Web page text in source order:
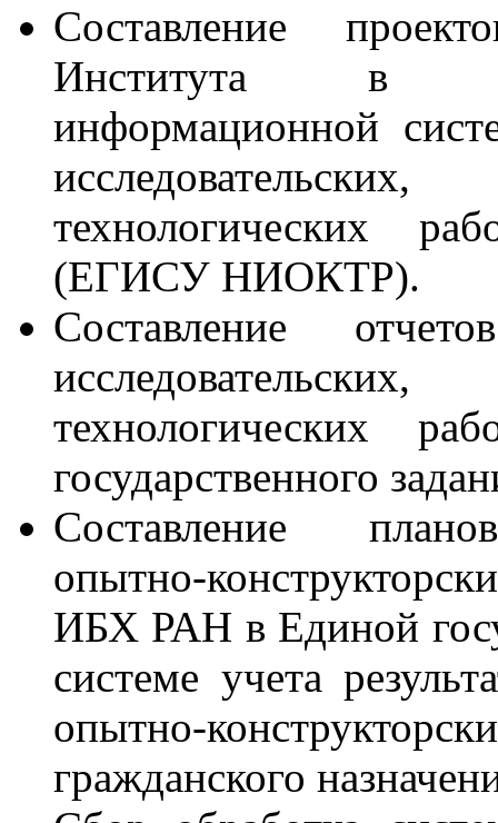
Составление
Института
в
информационной
технологических
(ЕГИСУ НИОКТР).
Составление
технологических
государственного
Составление
опытно-
ИБХ РАН в Единой
системе учета
опытно-
гражданского